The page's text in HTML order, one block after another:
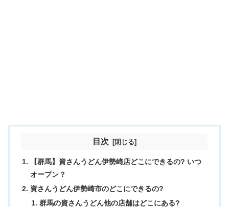
目次
【群馬】資さんうどん伊勢崎店どこにできるの? いつ
オープン？
資さんうどん伊勢崎市のどこにできるの?
群馬の資さんうどん他の店舗はどこにある?